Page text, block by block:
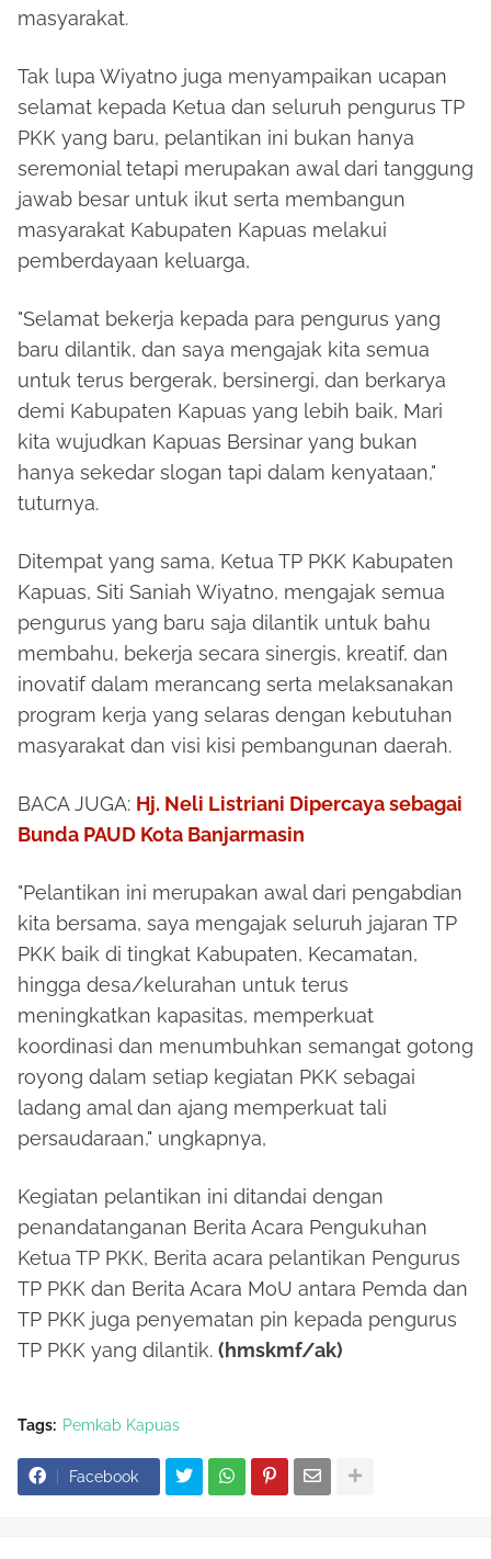
masyarakat.
Tak lupa Wiyatno juga menyampaikan ucapan
selamat kepada Ketua dan seluruh pengurus TP
PKK yang baru, pelantikan ini bukan hanya
seremonial tetapi merupakan awal dari tanggung
jawab besar untuk ikut serta membangun
masyarakat Kabupaten Kapuas melakui
pemberdayaan keluarga,
"Selamat bekerja kepada para pengurus yang
baru dilantik, dan saya mengajak kita semua
untuk terus bergerak, bersinergi, dan berkarya
demi Kabupaten Kapuas yang lebih baik, Mari
kita wujudkan Kapuas Bersinar yang bukan
hanya sekedar slogan tapi dalam kenyataan,"
tuturnya.
Ditempat yang sama, Ketua TP PKK Kabupaten
Kapuas, Siti Saniah Wiyatno, mengajak semua
pengurus yang baru saja dilantik untuk bahu
membahu, bekerja secara sinergis, kreatif, dan
inovatif dalam merancang serta melaksanakan
program kerja yang selaras dengan kebutuhan
masyarakat dan visi kisi pembangunan daerah.
BACA JUGA: Hj. Neli Listriani Dipercaya sebagai
Bunda PAUD Kota Banjarmasin
"Pelantikan ini merupakan awal dari pengabdian
kita bersama, saya mengajak seluruh jajaran TP
PKK baik di tingkat Kabupaten, Kecamatan,
hingga desa/kelurahan untuk terus
meningkatkan kapasitas, memperkuat
koordinasi dan menumbuhkan semangat gotong
royong dalam setiap kegiatan PKK sebagai
ladang amal dan ajang memperkuat tali
persaudaraan," ungkapnya,
Kegiatan pelantikan ini ditandai dengan
penandatanganan Berita Acara Pengukuhan
Ketua TP PKK, Berita acara pelantikan Pengurus
TP PKK dan Berita Acara MoU antara Pemda dan
TP PKK juga penyematan pin kepada pengurus
TP PKK yang dilantik. (hmskmf/ak)
Tags: Pemkab Kapuas
Facebook